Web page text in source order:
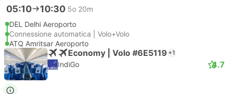
05:10 10:30 5o 20m
DEL Delhi Aeroporto
Connessione automatica | Volo+Volo
ATQ Amritsar Aeroporto
Economy | Volo #6E5119 +1
IndiGo 4.7